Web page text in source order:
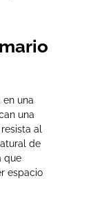
una
una
al
de
que
espacio